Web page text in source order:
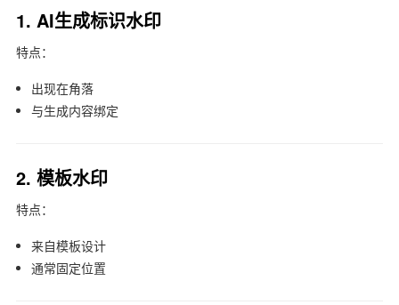
1. AI生成标识水印
特点：
出现在角落
与生成内容绑定
2. 模板水印
特点：
来自模板设计
通常固定位置